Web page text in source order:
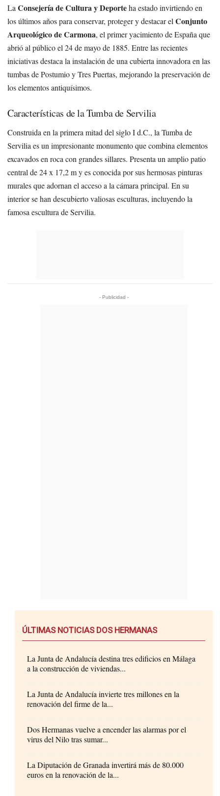
La Consejería de Cultura y Deporteha estado invirtiendo en
los últimos años para conservar, proteger y destacar el Conjunto
Arqueológico de Carmona, el primer yacimiento de España que
abrió al público el 24 de mayo de 1885. Entre las recientes
iniciativas destaca la instalación de una cubierta innovadora en las
tumbas de Postumio y Tres Puertas, mejorando la preservación de
los elementos antiquísimos.
Características de la Tumba de Servilia
Construida en la primera mitad del siglo I d.C., la Tumba de
Servilia es un impresionante monumento que combina elementos
excavados en roca con grandes sillares. Presenta un amplio patio
central de 24 x 17,2 m y es conocida por sus hermosas pinturas
murales que adornan el acceso a la cámara principal. En su
interior se han descubierto valiosas esculturas, incluyendo la
famosa escultura de Servilia.
- Publicidad -
ÚLTIMAS NOTICIAS DOS HERMANAS
La Junta de Andalucía destina tres edificios en Málaga
a la construcción de viviendas...
La Junta de Andalucía invierte tres millones en la
renovación del firme de la...
Dos Hermanas vuelve a encender las alarmas por el
virus del Nilo tras sumar...
La Diputación de Granada invertirá más de 80.000
euros en la renovación de la...